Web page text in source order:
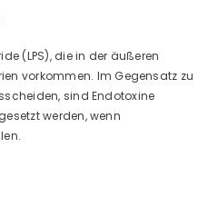
(LPS), die in der äußeren
vorkommen. Im Gegensatz zu
sind Endotoxine
werden, wenn